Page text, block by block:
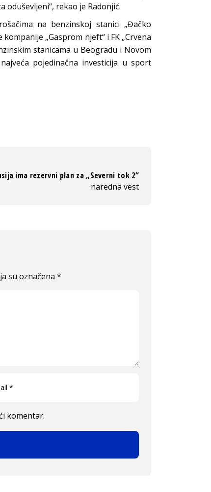
oduševljeni“, rekao je Radonjić.
na benzinskoj stanici „Đačko
„Gasprom njeft“ i FK „Crvena
stanicama u Beogradu i Novom
pojedinačna investicija u sport
ima rezervni plan za „Severni tok 2“
naredna vest
su označena *
komentar.